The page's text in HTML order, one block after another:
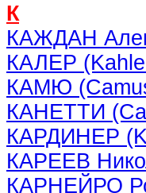
К
КАЖДАН
КАЛЕР
КАМЮ
КАНЕТТИ
КАРДИНЕР
КАРЕЕВ
КАРНЕЙРО